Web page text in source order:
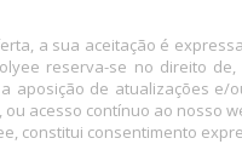
a sua aceitação é
reserva-se no direito
aposição de atualizações
acesso contínuo ao nosso
constitui consentimento